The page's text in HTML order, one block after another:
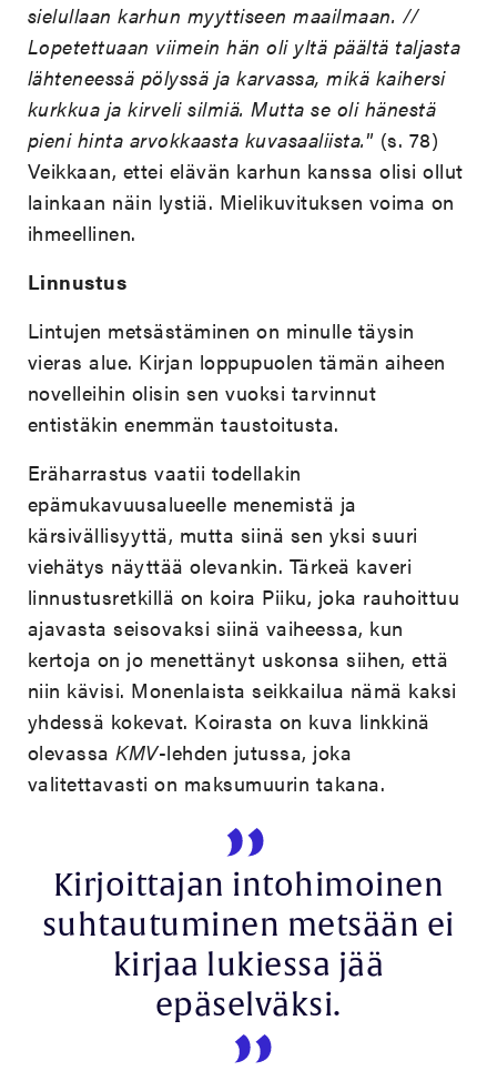
sielullaan karhun myyttiseen maailmaan. //
Lopetettuaan viimein hän oli yltä päältä taljasta
lähteneessä pölyssä ja karvassa, mikä kaihersi
kurkkua ja kirveli silmiä. Mutta se oli hänestä
pieni hinta arvokkaasta kuvasaaliista.” (s. 78)
Veikkaan, ettei elävän karhun kanssa olisi ollut
lainkaan näin lystiä. Mielikuvituksen voima on
ihmeellinen.
Linnustus
Lintujen metsästäminen on minulle täysin
vieras alue. Kirjan loppupuolen tämän aiheen
novelleihin olisin sen vuoksi tarvinnut
entistäkin enemmän taustoitusta.
Eräharrastus vaatii todellakin
epämukavuusalueelle menemistä ja
kärsivällisyyttä, mutta siinä sen yksi suuri
viehätys näyttää olevankin. Tärkeä kaveri
linnustusretkillä on koira Piiku, joka rauhoittuu
ajavasta seisovaksi siinä vaiheessa, kun
kertoja on jo menettänyt uskonsa siihen, että
niin kävisi. Monenlaista seikkailua nämä kaksi
yhdessä kokevat. Koirasta on kuva linkkinä
olevassaKMV-lehden jutussa, joka
valitettavasti on maksumuurin takana.
Kirjoittajan intohimoinen
suhtautuminen metsään ei
kirjaa lukiessa jää
epäselväksi.